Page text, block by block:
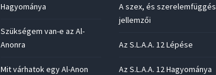
Hagyománya
Szükségem van-e az Al-
Anonra
Mit várhatok egy Al-Anon
A szex, és szerelemfüggés
jellemzői
Az S.L.A.A. 12 Lépése
Az S.L.A.A. 12 Hagyománya